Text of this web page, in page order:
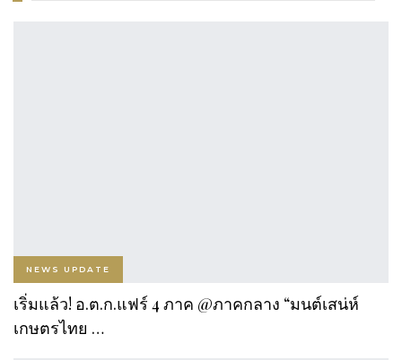
NEWS UPDATE
เริ่มแล้ว! อ.ต.ก.แฟร์ 4 ภาค @ภาคกลาง “มนต์เสน่ห์
เกษตรไทย …